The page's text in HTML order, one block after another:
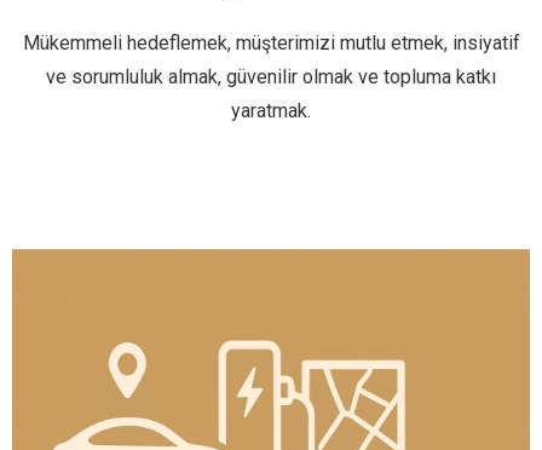
Mükemmeli hedeflemek, müşterimizi mutlu etmek, insiyatif
ve sorumluluk almak, güvenilir olmak ve topluma katkı
yaratmak.